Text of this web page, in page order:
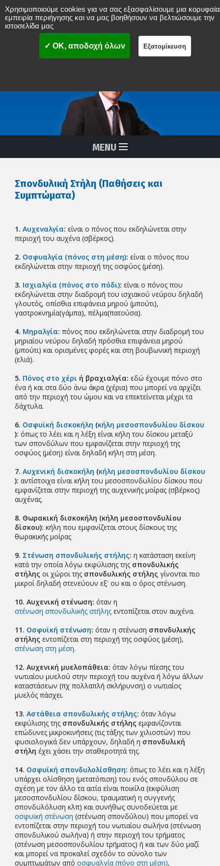
Νικόλαος Δ. Μπενάρδος
ΣΠΟΝΔΥΛΙΚΗΣ ΣΤΗΛΗΣ
MISS
(Ελάχιστα επεμβατική χειρουργική σπονδυλικής στήλης)
Διαδερμικές Αναίμακτες Επεμβάσεις Σπονδυλικής Στήλης
MENU
Σπονδυλική Στήλη (Παθήσεις και
Συμπτώματα)
1. Αυχεναλγία: είναι ο πόνος που εκδηλώνεται στην
περιοχή του αυχένα (σβέρκος).
2. Oσφυαλγία (πόνος στη μέση): είναι ο πόνος που
εκδηλώνεται στην περιοχή της οσφύος (μέση).
3. Iσχιαλγία (πόνος στο πόδι): είναι ο πόνος που
εκδηλώνεται στην διαδρομή του ισχιακού νεύρου δηλαδή
γλουτός, οπίσθια επιφάνεια μηρού (μπούτι),
γαστροκνημία(γάμπα), πέλμα(πατούσα).
4. Μηραλγία: πόνος που εκδηλώνεται στην διαδρομή του
μηριαίου νεύρου δηλαδή πρόσθια επιφάνεια μηρού
(μπούτι) και ορισμένες φορές και στη βουβωνική περιοχή
(ελιά).
5. Πόνος στο χέρι ή βραχιαλγία: εδώ έχουμε πόνο στο
ένα ή και στα δύο άνω άκρα (χέρια) που μπορεί να αρχίζει
από την περιοχή του ώμου και να επεκτείνεται μέχρι τα
δάχτυλα.
6. Οσφυϊκή δισκοκήλη (κήλη μεσοσπονδυλίου δίσκου
): όπως το λέει και η λέξη είναι κήλη του δίσκου μεταξύ
των σπονδύλων που εμφανίζεται στην περιοχή της
οσφύος (μέση) είναι δηλαδή κήλη στη μέση.
7. Αυχενική δισκοκήλη (κήλη μεσοσπονδυλίου δίσκου
): αντίστοιχα είναι κήλη του μεσοσπονδυλίου δίσκου που
εμφανίζεται στην περιοχή της αυχενικής μοίρας (σβέρκος)
αυχένας.
8. Θωρακική δισκοκήλη (κήλη μεσοσπονδυλίου
δίσκου): κήλη που εμφανίζεται στους δίσκους της
θωρακικής μοίρας
9. Στένωση σπονδυλικής στήλης: η κατάσταση εκείνη
κατά την οποία λόγω εκφύλισης της σπονδυλικής
στήλης οι χώροι της σπονδυλικής στήλης γίνονται πιο
μικροί δηλαδή στενεύουν εξ' ου και ο όρος στένωση.
10. Αυχενική στένωση: όταν η
στένωση σπονδυλικής στήλης εντοπίζεται στον αυχένα.
11. Οσφυϊκή στένωση: όταν η στένωση σπονδυλικής
στήλης εντοπίζεται στη περιοχή της οσφύος (μέση),
στένωση στη μέση.
12. Aυχενική μυελοπάθεια: όταν λόγω πίεσης του
νωτιαίου μυελού στην περιοχή του αυχένα ή λόγω άλλων
καταστάσεων (πχ πολλαπλή σκλήρυνση) ο νωτιαίος
μυελός πάσχει.
13. Αστάθεια σπονδυλικής στήλης: όταν λόγω
εκφύλισης της σπονδυλικής στήλης εμφανίζονται
επώδυνες μικροκινήσεις (τις τάξης των χιλιοστών) που
φυσιολογικά δεν υπάρχουν, δηλαδή η σπονδυλική
στήλη έχει χάσει την σταθεροτητά της.
14. Οσφυϊκή σπονδυλολίσθηση: όπως το λέει και η λέξη
υπάρχει ολίσθηση (μετατόπιση) του ενός σπονδύλου σε
σχέση με τον άλλο τα αιτία είναι ποικίλα (εκφύλιση
μεσοσπονδυλίου δίσκου, τραυματική η συγγενής
σπονδυλόλυση κλπ) και συνήθως συνοδεύεται με
οσφυϊκή στένωση (στένωση σπονδύλου) που μπορεί να
εντοπίζεται στην περιοχή του νωτιαίου σωλήνα (στένωση
σπονδυλικού σωλήνα) ή στην περιοχή του τρήματος
(στένωση μεσοσπονδυλίου τρήματος) ή και των δύο μαζί
και μπορεί να προκαλεί σχεδόν το σύνολο των
συμπτωμάτων από οσφυαλγία (πόνο στη μέση),
Χρησιμοποιούμε cookies για να σας εξασφαλίσουμε μια κορυφαία
εμπειρία περιήγησης και να μας βοηθήσουν να βελτιώσουμε την
ιστοσελίδα μας
✓ OK, αποδοχή όλων Εξατομίκευση